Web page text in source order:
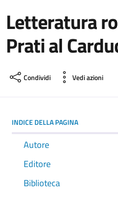
Letteratura
Prati al
Condividi Vedi azioni
INDICE DELLA PAGINA
Autore
Editore
Biblioteca